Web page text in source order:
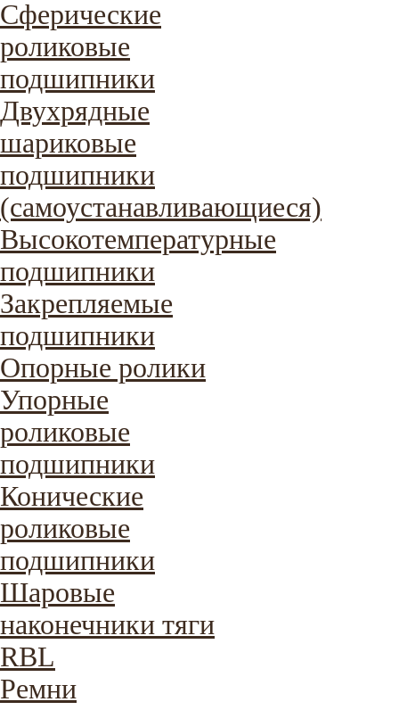
Сферические
роликовые
подшипники
Двухрядные
шариковые
подшипники
(самоустанавливающиеся)
Высокотемпературные
подшипники
Закрепляемые
подшипники
Опорные ролики
Упорные
роликовые
подшипники
Конические
роликовые
подшипники
Шаровые
наконечники тяги
RBL
Ремни